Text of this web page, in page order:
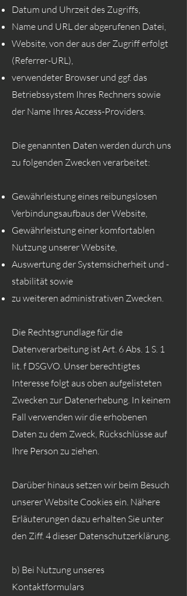
Datum und Uhrzeit des Zugriffs,
Name und URL der abgerufenen Datei,
Website, von der aus der Zugriff erfolgt
(Referrer-URL),
verwendeter Browser und ggf. das
Betriebssystem Ihres Rechners sowie
der Name Ihres Access-Providers.
Die genannten Daten werden durch uns
zu folgenden Zwecken verarbeitet:
Gewährleistung eines reibungslosen
Verbindungsaufbaus der Website,
Gewährleistung einer komfortablen
Nutzung unserer Website,
Auswertung der Systemsicherheit und -
stabilität sowie
zu weiteren administrativen Zwecken.
Die Rechtsgrundlage für die
Datenverarbeitung ist Art. 6 Abs. 1 S. 1
lit. f DSGVO. Unser berechtigtes
Interesse folgt aus oben aufgelisteten
Zwecken zur Datenerhebung. In keinem
Fall verwenden wir die erhobenen
Daten zu dem Zweck, Rückschlüsse auf
Ihre Person zu ziehen.
Darüber hinaus setzen wir beim Besuch
unserer Website Cookies ein. Nähere
Erläuterungen dazu erhalten Sie unter
den Ziff. 4 dieser Datenschutzerklärung.
b) Bei Nutzung unseres
Kontaktformulars